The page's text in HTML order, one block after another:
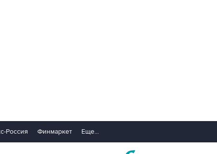
Россия Финмаркет Еще...